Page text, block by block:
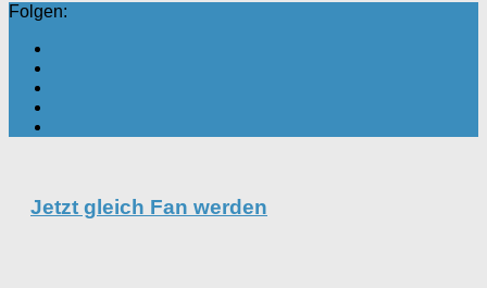
Folgen:
Jetzt gleich Fan werden